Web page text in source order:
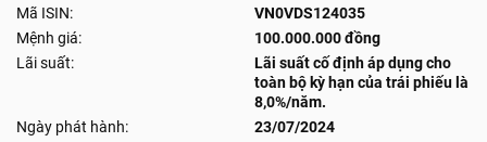
Mã ISIN:
VN0VDS124035
Mệnh giá:
100.000.000 đồng
Lãi suất:
Lãi suất cố định áp dụng cho
toàn bộ kỳ hạn của trái phiếu là
8,0%/năm.
Ngày phát hành:
23/07/2024